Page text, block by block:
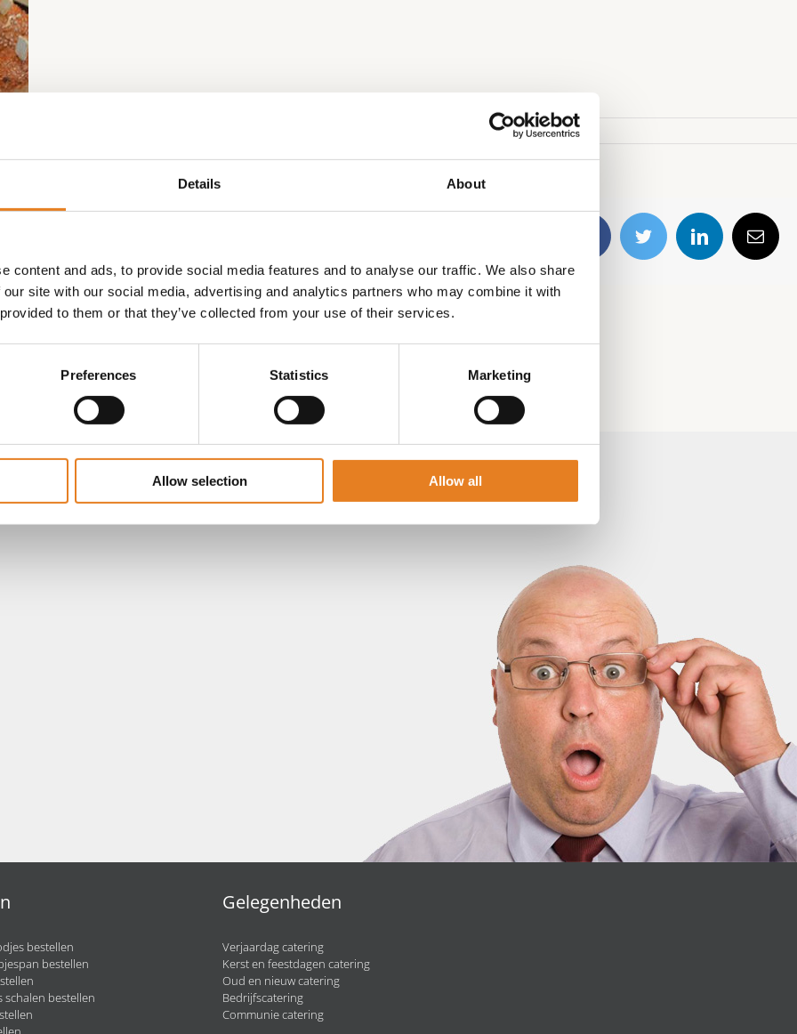
Details About
content and ads, to provide social media features and to analyse our traffic. We also share
site with our social media, advertising and analytics partners who may combine it with
to them or that they’ve collected from your use of their services.
Preferences Statistics Marketing
Allow selection Allow all
FacebookTwitter LinkedIn
E-
mail
bestellen
bestellen
schalen bestellen
Gelegenheden
Verjaardag catering
Kerst en feestdagen catering
Oud en nieuw catering
Bedrijfscatering
Communie catering